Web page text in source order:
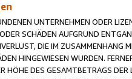
UNTERNEHMEN ODER
SCHÄDEN AUFGRUND
DIE IM ZUSAMMENHANG
HINGEWIESEN WURDEN.
HÖHE DES GESAMTBETRAGS